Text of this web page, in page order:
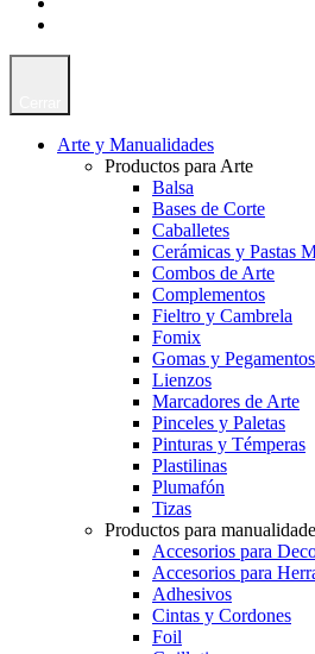
Arte y Manualidades
Productos para Arte
Balsa
Bases de Corte
Caballetes
Cerámicas y Pastas
Combos de Arte
Complementos
Fieltro y Cambrela
Fomix
Gomas y Pegamentos
Lienzos
Marcadores de Arte
Pinceles y Paletas
Pinturas y Témperas
Plastilinas
Plumafón
Tizas
Productos para
Accesorios para
Accesorios para
Adhesivos
Cintas y Cordones
Foil